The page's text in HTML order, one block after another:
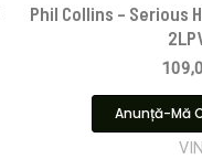
Phil Collins – Serious
Anunță-Mă